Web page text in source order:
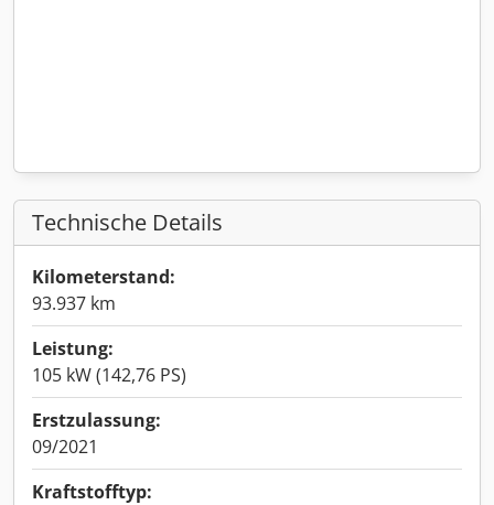
Technische Details
Kilometerstand:
93.937 km
Leistung:
105 kW (142,76 PS)
Erstzulassung:
09/2021
Kraftstofftyp: